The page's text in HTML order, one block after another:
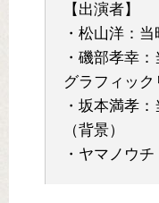
【出演者】
・松山洋：
・磯部孝幸
グラフィック
・坂本満孝
（背景）
・ヤマノウ